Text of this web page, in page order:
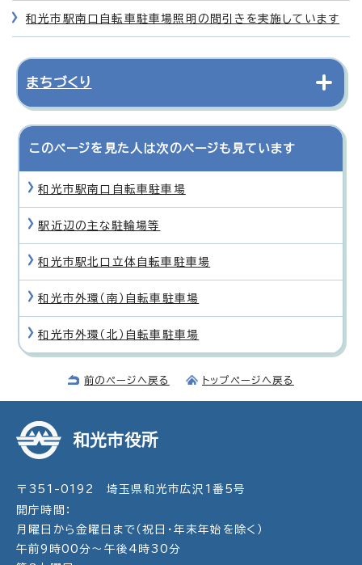
和光市駅南口自転車駐車場照明の間引きを実施しています
まちづくり
このページを見た人は次のページも見ています
和光市駅南口自転車駐車場
駅近辺の主な駐輪場等
和光市駅北口立体自転車駐車場
和光市外環（南）自転車駐車場
和光市外環（北）自転車駐車場
前のページへ戻る トップページへ戻る
和光市役所
〒351-0192 埼玉県和光市広沢1番5号
開庁時間：
月曜日から金曜日まで（祝日・年末年始を除く）
午前9時00分～午後4時30分